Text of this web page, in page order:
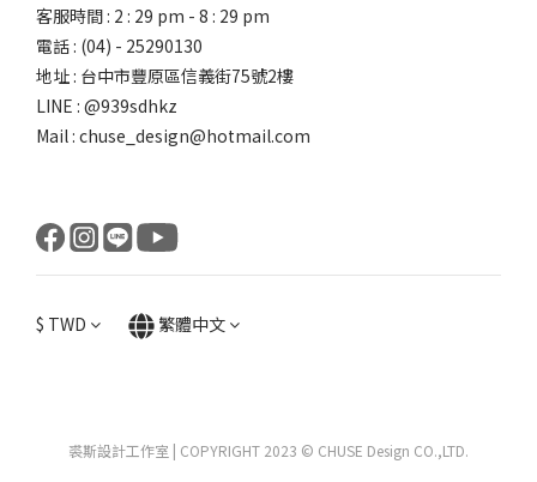
客服時間 : 2 : 29 pm - 8 : 29 pm
電話 : (04) - 25290130
地址 : 台中市豐原區信義街75號2樓
LINE : @939sdhkz
Mail : chuse_design@hotmail.com
$ TWD 繁體中文
裘斯設計工作室 | COPYRIGHT 2023 © CHUSE Design CO.,LTD.